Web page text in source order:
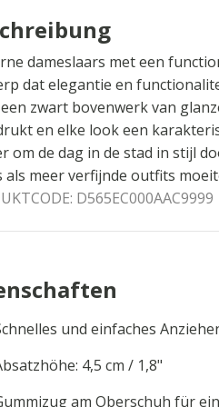
dameslaars met een
dat elegantie en
zwart bovenwerk van
en elke look een
om de dag in de stad in stijl
als meer verfijnde outfits
D565EC000AAC9999
und einfaches
4,5 cm / 1,8"
am Oberschuh für